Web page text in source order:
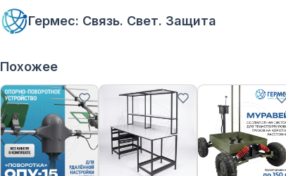
Гермес: Связь. Свет. Защита
Похожее